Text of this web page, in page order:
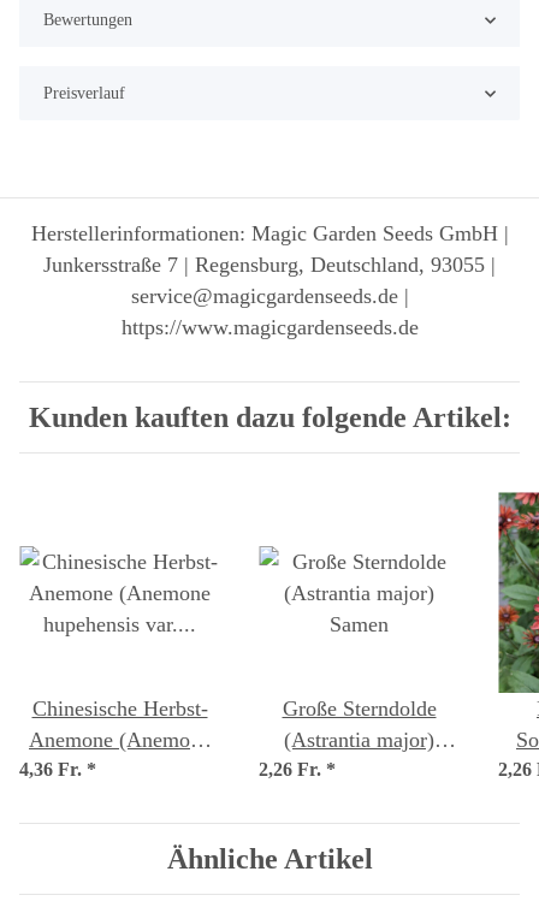
Bewertungen
Preisverlauf
Herstellerinformationen: Magic Garden Seeds GmbH |
Junkersstraße 7 | Regensburg, Deutschland, 93055 |
service@magicgardenseeds.de |
https://www.magicgardenseeds.de
Kunden kauften dazu folgende Artikel:
Chinesische Herbst-
Anemone (Anemone
hupehensis var.
4,36 Fr. *
Große Sterndolde
(Astrantia major)
Samen
2,26 Fr. *
Ähnliche Artikel